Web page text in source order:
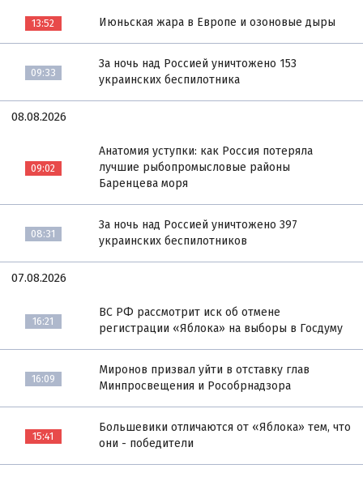
13:52 Июньская жара в Европе и озоновые дыры
09:33
За ночь над Россией уничтожено 153
украинских беспилотника
08.08.2026
09:02
Анатомия уступки: как Россия потеряла
лучшие рыбопромысловые районы
Баренцева моря
08:31
За ночь над Россией уничтожено 397
украинских беспилотников
07.08.2026
16:21
ВС РФ рассмотрит иск об отмене
регистрации «Яблока» на выборы в Госдуму
16:09
Миронов призвал уйти в отставку глав
Минпросвещения и Рособрнадзора
15:41
Большевики отличаются от «Яблока» тем, что
они - победители